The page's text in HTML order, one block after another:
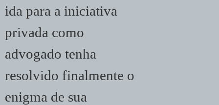
ida para a iniciativa
privada como
advogado tenha
resolvido finalmente o
enigma de sua